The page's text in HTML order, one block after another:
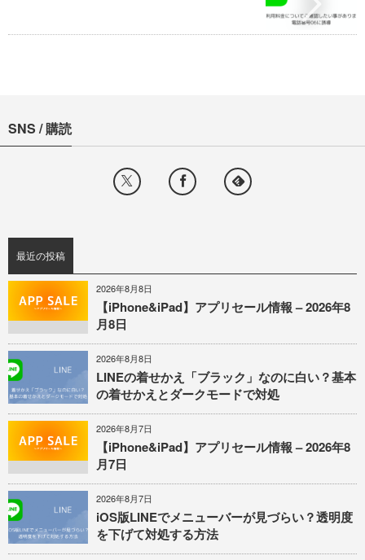
SNS / 購読
最近の投稿
2026年8月8日
【iPhone&iPad】アプリセール情報 – 2026年8
月8日
2026年8月8日
LINEの着せかえ「ブラック」なのに白い？基本
の着せかえとダークモードで対処
2026年8月7日
【iPhone&iPad】アプリセール情報 – 2026年8
月7日
2026年8月7日
iOS版LINEでメニューバーが見づらい？透明度
を下げて対処する方法